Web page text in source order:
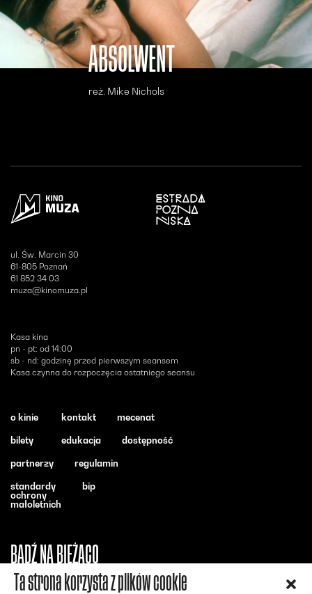
Ta strona korzysta z plików cookie
ABSOLWENT
reż. Mike Nichols
Otwiera się w nowym oknie
ul. Św. Marcin 30
61-805 Poznań
61 852 34 03
muza@kinomuza.pl
Kasa kina
pn - pt: od 14:00
sb - nd: godzinę przed pierwszym seansem
Kasa czynna do rozpoczęcia ostatniego seansu
BĄDŹ NA BIEŻĄCO
o kinie kontakt mecenat
bilety edukacja dostępność
partnerzy regulamin
standardy
ochrony
małoletnich
bip